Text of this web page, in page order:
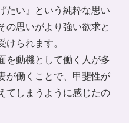
たい』という純粋な思い
の思いがより強い欲求と
られます。
を動機として働く人が多
が働くことで、甲斐性が
てしまうように感じたの